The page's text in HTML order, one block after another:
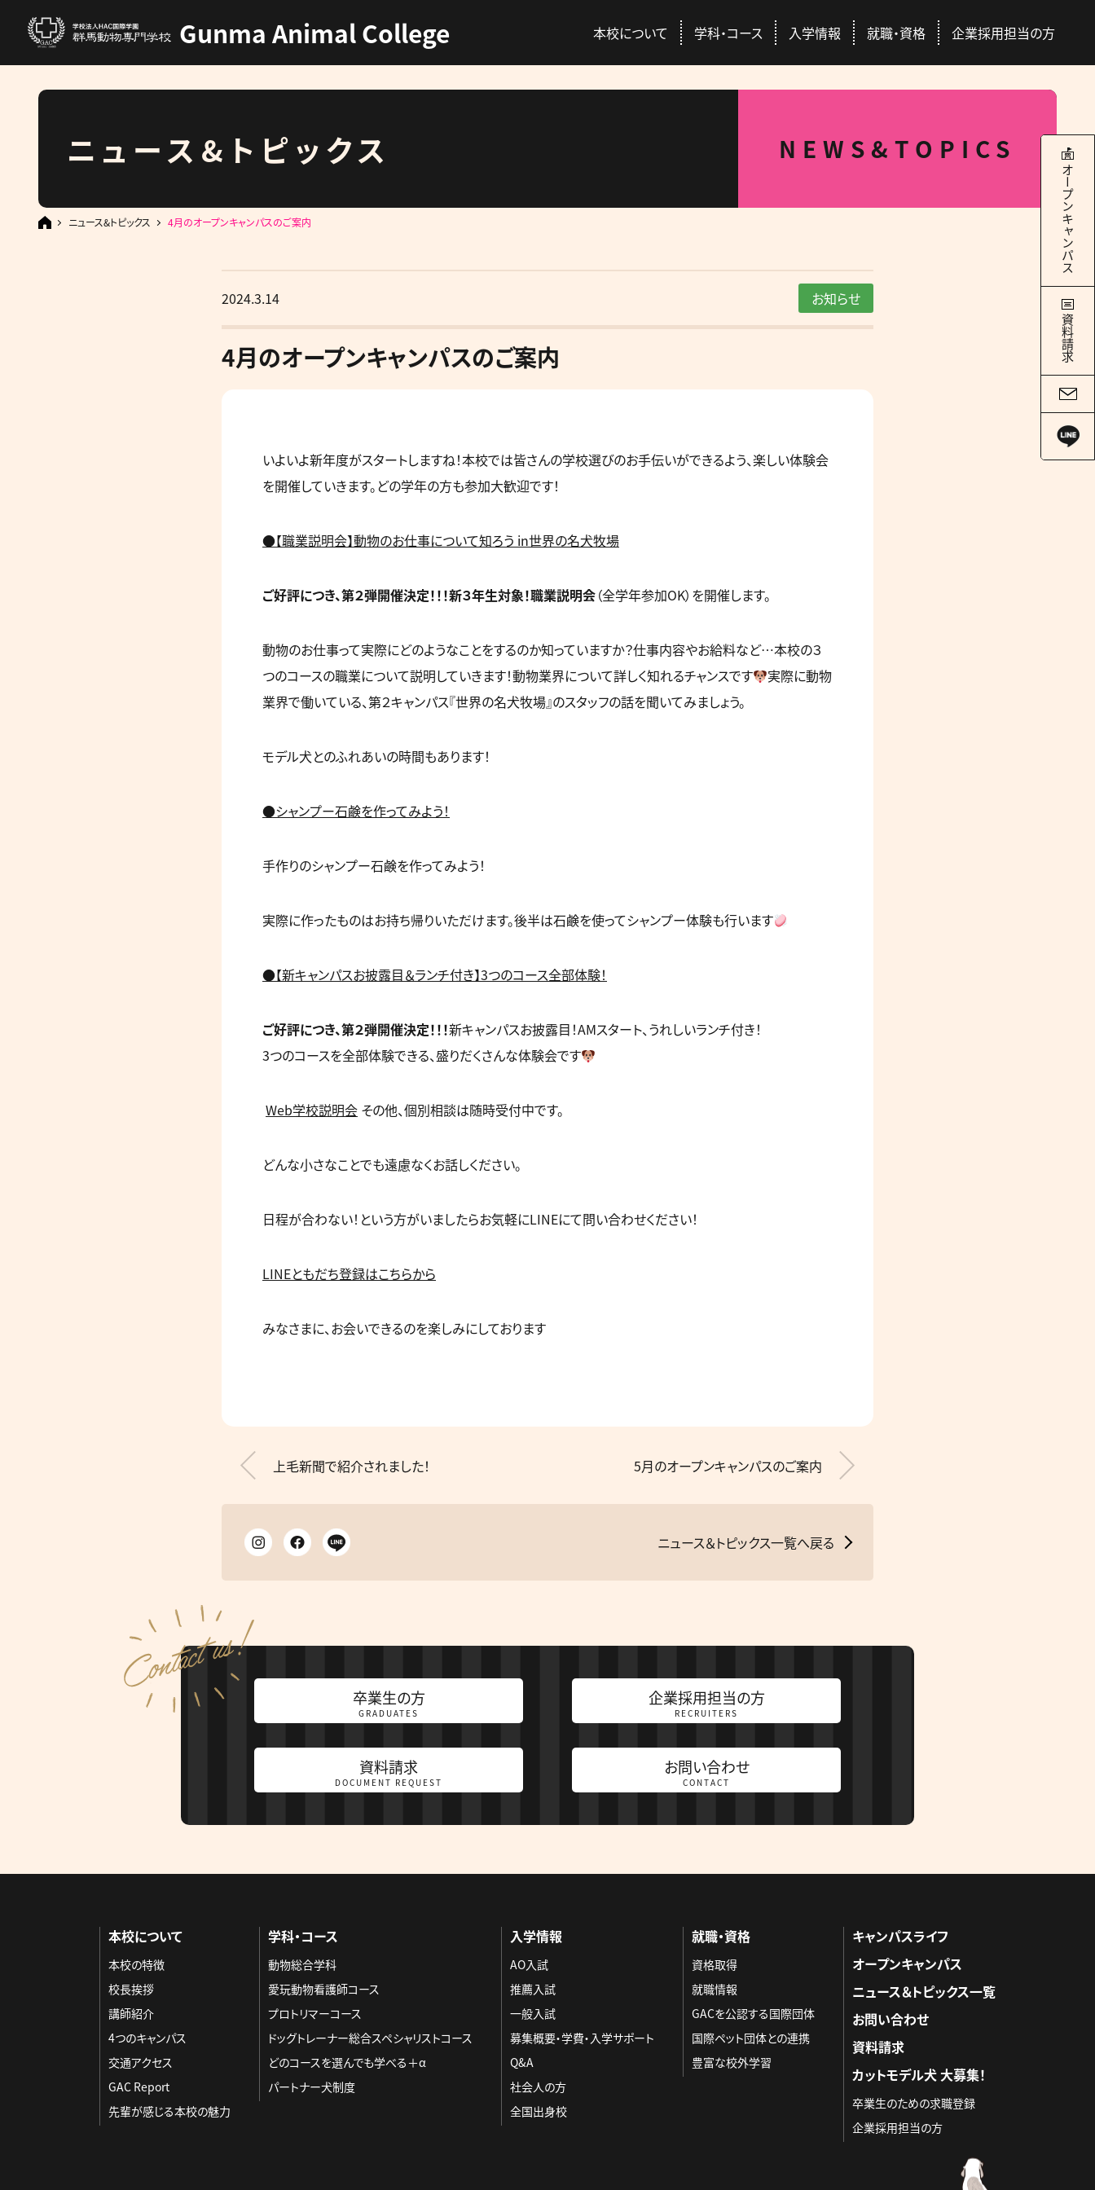
Gunma Animal College 本校について
ABOUT US
本校の特徴
4つのキャンパス
GAC Report
学科・コース
COURSES
動物総合学科
ドッグトレーナー
学べる＋α
パートナー犬制度
入学情報
ENTRANCE EXAMINATION INFORMATION
AO入試
Q&A
全国出身校
就職・資格
CERTIFICATION / SEEK EMPLYMENT
資格取得
国際ペット団体との連携
企業採用担当の方
オープンキャンパス
資料請求
ニュース&トピックス NEWS&TOPICS
ニュース&トピックス 4月のオープンキャンパスのご案内
2024.3.14 お知らせ
4月のオープンキャンパスのご案内
いよいよ新年度がスタートしますね！本校では皆さんの学校選びのお手伝いができるよう、楽しい体験会
を開催していきます。どの学年の方も参加大歓迎です！
●【職業説明会】動物のお仕事について知ろう in世界の名犬牧場
ご好評につき、第２弾開催決定！！！新３年生対象！職業説明会（全学年参加OK）を開催します。
動物のお仕事って実際にどのようなことをするのか知っていますか？仕事内容やお給料など…本校の３
つのコースの職業について説明していきます！動物業界について詳しく知れるチャンスです
実際に動物
業界で働いている、第２キャンパス『世界の名犬牧場』のスタッフの話を聞いてみましょう。
モデル犬とのふれあいの時間もあります！
●シャンプー石鹸を作ってみよう！
手作りのシャンプー石鹸を作ってみよう！
実際に作ったものはお持ち帰りいただけます。後半は石鹸を使ってシャンプー体験も行います
●【新キャンパスお披露目＆ランチ付き】3つのコース全部体験！
ご好評につき、第２弾開催決定！！！新キャンパスお披露目！AMスタート、うれしいランチ付き！
3つのコースを全部体験できる、盛りだくさんな体験会です
Web学校説明会 その他、個別相談は随時受付中です。
どんな小さなことでも遠慮なくお話しください。
日程が合わない！という方がいましたらお気軽にLINEにて問い合わせください！
LINEともだち登録はこちらから
みなさまに、お会いできるのを楽しみにしております
上毛新聞で紹介されました！ 5月のオープンキャンパスのご案内
ニュース＆トピックス一覧へ戻る
卒業生の方
GRADUATES
企業採用担当の方
RECRUITERS
資料請求
DOCUMENT REQUEST
お問い合わせ
CONTACT
本校について
本校の特徴
校長挨拶
講師紹介
4つのキャンパス
交通アクセス
GAC Report
先輩が感じる本校の魅力
学科・コース
動物総合学科
愛玩動物看護師コース
プロトリマーコース
ドッグトレーナー総合スペシャリストコース
どのコースを選んでも学べる＋α
パートナー犬制度
入学情報
AO入試
推薦入試
一般入試
募集概要・学費・入学サポート
Q&A
社会人の方
全国出身校
就職・資格
資格取得
就職情報
GACを公認する国際団体
国際ペット団体との連携
豊富な校外学習
キャンパスライフ
オープンキャンパス
ニュース＆トピックス一覧
お問い合わせ
資料請求
カットモデル犬 大募集！
卒業生のための求職登録
企業採用担当の方